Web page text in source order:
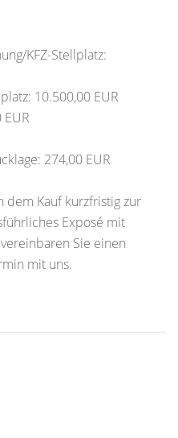
KFZ-Stellplatz:
10.500,00 EUR
274,00 EUR
dem Kauf kurzfristig zur
Exposé mit
Sie einen
mit uns.